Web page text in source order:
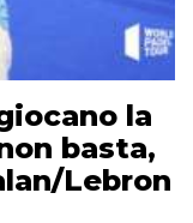
la
basta,
Lebron